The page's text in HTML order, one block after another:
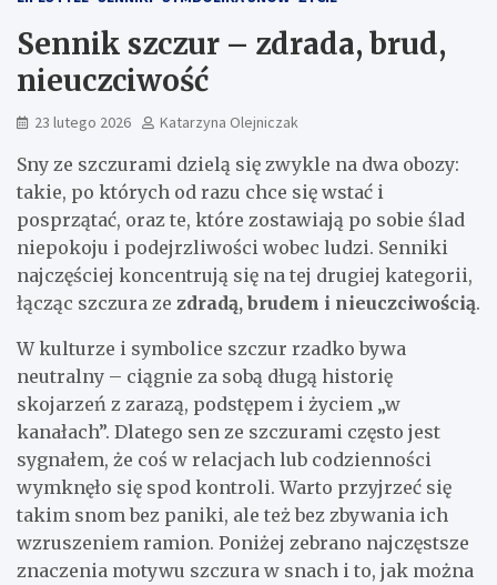
Sennik szczur – zdrada, brud,
nieuczciwość
23 lutego 2026 Katarzyna Olejniczak
Sny ze szczurami dzielą się zwykle na dwa obozy:
takie, po których od razu chce się wstać i
posprzątać, oraz te, które zostawiają po sobie ślad
niepokoju i podejrzliwości wobec ludzi. Senniki
najczęściej koncentrują się na tej drugiej kategorii,
łącząc szczura ze zdradą, brudem i nieuczciwością.
W kulturze i symbolice szczur rzadko bywa
neutralny – ciągnie za sobą długą historię
skojarzeń z zarazą, podstępem i życiem „w
kanałach”. Dlatego sen ze szczurami często jest
sygnałem, że coś w relacjach lub codzienności
wymknęło się spod kontroli. Warto przyjrzeć się
takim snom bez paniki, ale też bez zbywania ich
wzruszeniem ramion. Poniżej zebrano najczęstsze
znaczenia motywu szczura w snach i to, jak można